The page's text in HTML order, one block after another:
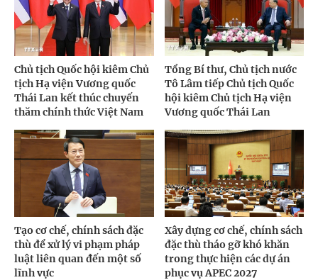
Chủ tịch Quốc hội kiêm Chủ
tịch Hạ viện Vương quốc
Thái Lan kết thúc chuyến
thăm chính thức Việt Nam
Tổng Bí thư, Chủ tịch nước
Tô Lâm tiếp Chủ tịch Quốc
hội kiêm Chủ tịch Hạ viện
Vương quốc Thái Lan
Tạo cơ chế, chính sách đặc
thù để xử lý vi phạm pháp
luật liên quan đến một số
lĩnh vực
Xây dựng cơ chế, chính sách
đặc thù tháo gỡ khó khăn
trong thực hiện các dự án
phục vụ APEC 2027